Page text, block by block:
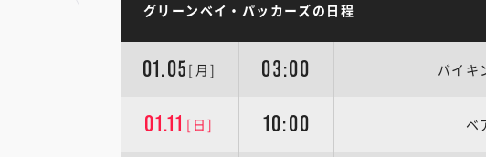
グリーンベイ・パッカーズの日程
01.05 [月] 03:00 バイキ
01.11 [日] 10:00 ベ